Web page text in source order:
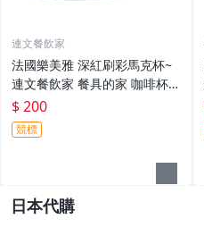
連文餐飲家
法國樂美雅 深紅刷彩馬克杯~
連文餐飲家 餐具的家 咖啡杯
茶杯 強化玻璃瓷 ACH2787
$ 200
競標
日本代購